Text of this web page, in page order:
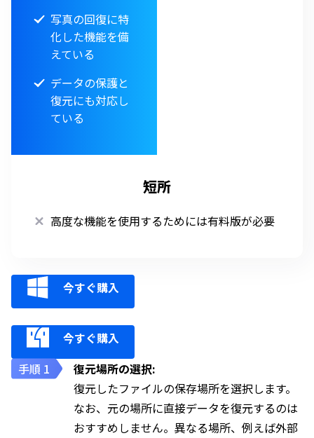
写真の回復に特
化した機能を備
えている
データの保護と
復元にも対応し
ている
短所
高度な機能を使用するためには有料版が必要
今すぐ購入
今すぐ購入
復元場所の選択:
復元したファイルの保存場所を選択します。
なお、元の場所に直接データを復元するのは
おすすめしません。異なる場所、例えば外部